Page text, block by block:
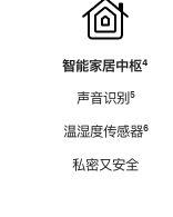
智能家居中枢脚
⁴
声音识别脚
⁵
温湿度传感器脚
⁶
私密又安全